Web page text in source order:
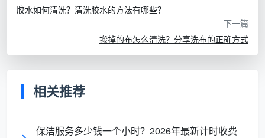
接下来再来说说如何清洗。一方面要使用低温清洗，确
保水温不超过40度，这样就可以保障清洁剂发挥效果的
同时不会因为水温高而导致春亚纺面料缩水，另外一方
之后马上用熨斗熨平平整。
胶水如何清洗？清洗胶水的方法有哪些？
下一篇
搬掉的布怎么清洗？分享洗布的正确方式
相关推荐
保洁服务多少钱一个小时？2026年最新计时收费